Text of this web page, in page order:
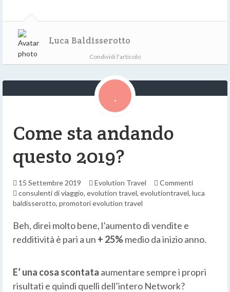
Luca Baldisserotto
Condividi l'articolo
Come sta andando
questo 2019?
15 Settembre 2019 Evolution Travel
Commenti
consulenti di viaggio, evolution travel, evolutiontravel, luca
baldisserotto, promotori evolution travel
Beh, direi molto bene, l’aumento di vendite e
redditività è pari a un + 25%medio da inizio anno.
E’ una cosa scontata aumentare sempre i propri
risultati e quindi quelli dell’intero Network?